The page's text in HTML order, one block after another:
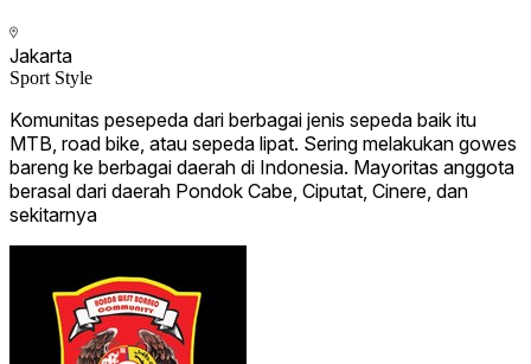
Jakarta
Sport Style
Komunitas pesepeda dari berbagai jenis sepeda baik itu
MTB, road bike, atau sepeda lipat. Sering melakukan gowes
bareng ke berbagai daerah di Indonesia. Mayoritas anggota
berasal dari daerah Pondok Cabe, Ciputat, Cinere, dan
sekitarnya